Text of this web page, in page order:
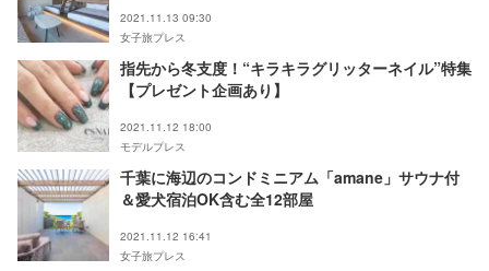
2021.11.13 09:30
女子旅プレス
指先から冬支度！“キラキラグリッターネイル”特集
【プレゼント企画あり】
2021.11.12 18:00
モデルプレス
千葉に海辺のコンドミニアム「amane」サウナ付
＆愛犬宿泊OK含む全12部屋
2021.11.12 16:41
女子旅プレス